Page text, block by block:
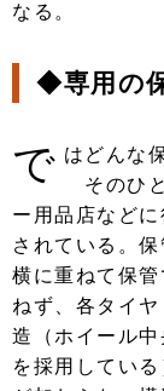
なる。
◆専用の
で はどんな
そのひ
ー用品店など
されている。
横に重ねて保
ねず、各タイ
造（ホイール
を採用してい